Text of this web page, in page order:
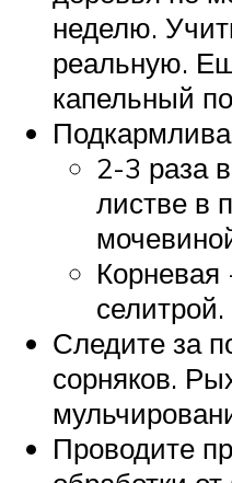
неделю.
реальную.
капельный
2-3 раза
листве в
селитрой.
Следите за
сорняков.
Проводите